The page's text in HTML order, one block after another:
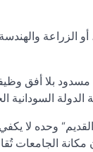
والهندسة
مسدود بلا أفق
السودانية
القديم” وحده لا
مكانة الجامعات